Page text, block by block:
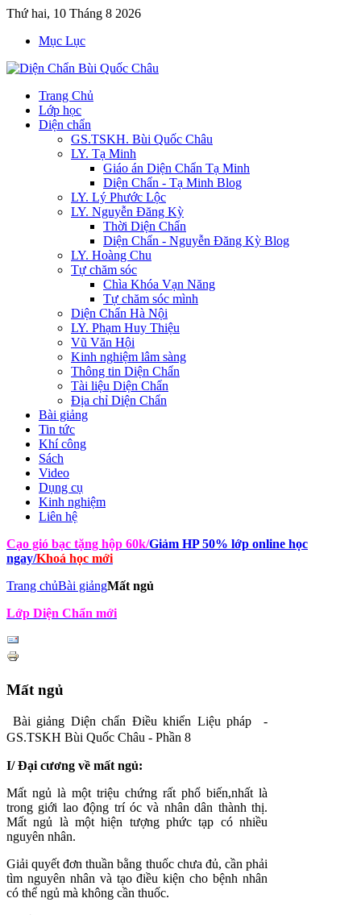
Thứ hai, 10 Tháng 8 2026
Mục Lục
Trang Chủ
Lớp học
Diện chẩn
GS.TSKH. Bùi Quốc Châu
LY. Tạ Minh
Giáo án Diện Chẩn Tạ Minh
Diện Chẩn - Tạ Minh Blog
LY. Lý Phước Lộc
LY. Nguyễn Đăng Kỳ
Thời Diện Chẩn
Diện Chẩn - Nguyễn Đăng Kỳ Blog
LY. Hoàng Chu
Tự chăm sóc
Chìa Khóa Vạn Năng
Tự chăm sóc mình
Diện Chẩn Hà Nội
LY. Phạm Huy Thiệu
Vũ Văn Hội
Kinh nghiệm lâm sàng
Thông tin Diện Chẩn
Tài liệu Diện Chẩn
Địa chỉ Diện Chẩn
Bài giảng
Tin tức
Khí công
Sách
Video
Dụng cụ
Kinh nghiệm
Liên hệ
Cạo gió bạc tặng hộp 60k/Giảm HP 50% lớp online học
ngay/Khoá học mới
Trang chủBài giảngMất ngủ
Lớp Diện Chẩn mới
Mất ngủ
Bài giảng Diện chẩn Điều khiển Liệu pháp -
GS.TSKH Bùi Quốc Châu - Phần 8
I/ Đại cương về mất ngủ:
Mất ngủ là một triệu chứng rất phổ biến,nhất là
trong giới lao động trí óc và nhân dân thành thị.
Mất ngủ là một hiện tượng phức tạp có nhiều
nguyên nhân.
Giải quyết đơn thuần bằng thuốc chưa đủ, cần phải
tìm nguyên nhân và tạo điều kiện cho bệnh nhân
có thể ngủ mà không cần thuốc.